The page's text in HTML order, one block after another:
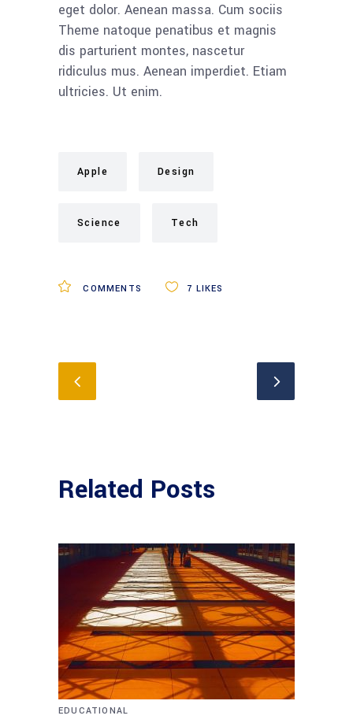
eget dolor. Aenean massa. Cum sociis
Theme natoque penatibus et magnis
dis parturient montes, nascetur
ridiculus mus. Aenean imperdiet. Etiam
ultricies. Ut enim.
Apple Design
Science Tech
COMMENTS 7 LIKES
Related Posts
EDUCATIONAL